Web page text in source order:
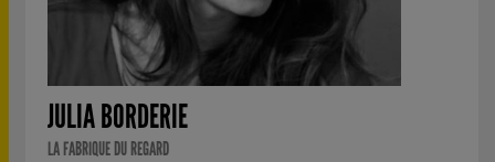
JULIA BORDERIE
LA FABRIQUE DU REGARD